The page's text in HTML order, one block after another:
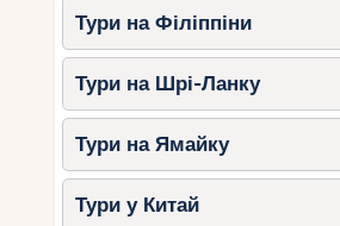
Тури на Філіппіни
Тури на Шрі-Ланку
Тури на Ямайку
Тури у Китай